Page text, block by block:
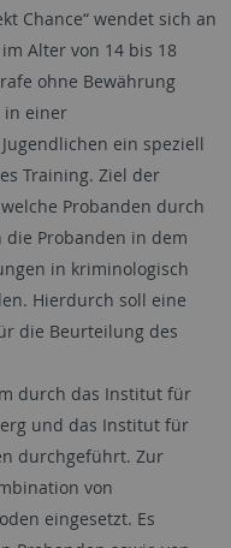
Chance“ wendet sich an
Alter von 14 bis 18
ohne Bewährung
einer
ein speziell
Training. Ziel der
Probanden durch
die Probanden in dem
in kriminologisch
Hierdurch soll eine
die Beurteilung des
durch das Institut für
und das Institut für
durchgeführt. Zur
von
eingesetzt. Es